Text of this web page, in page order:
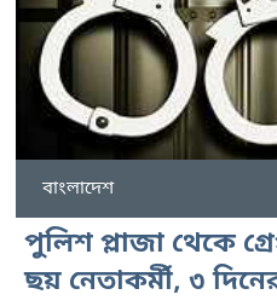
বাংলাদেশ
পুলিশ প্লাজা থেকে
ছয় নেতাকর্মী, ৩